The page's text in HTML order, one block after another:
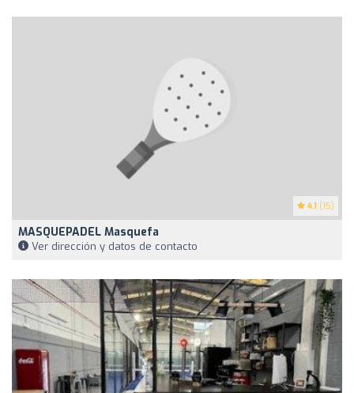
4.1 (15)
MASQUEPADEL Masquefa
Ver dirección y datos de contacto